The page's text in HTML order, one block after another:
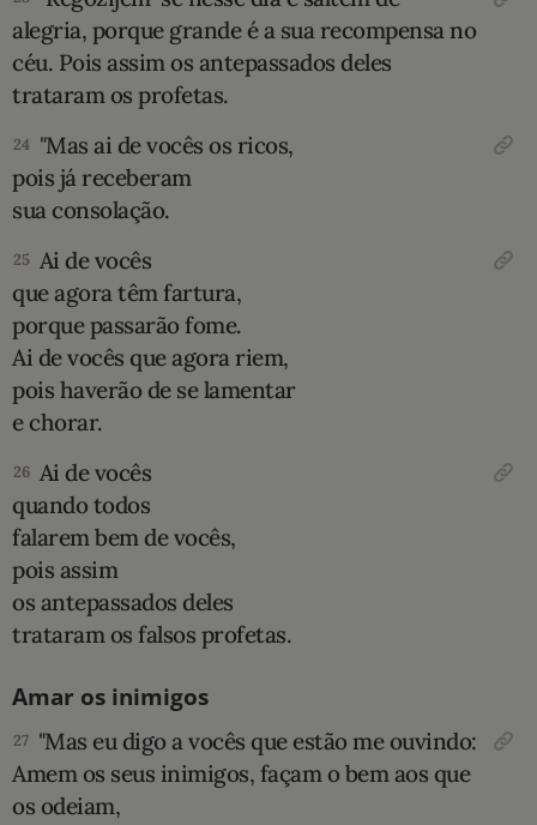
alegria, porque grande é a sua recompensa no
céu. Pois assim os antepassados deles
trataram os profetas.
24 "Mas ai de vocês os ricos,
pois já receberam
sua consolação.
25 Ai de vocês
que agora têm fartura,
porque passarão fome.
Ai de vocês que agora riem,
pois haverão de se lamentar
e chorar.
26 Ai de vocês
quando todos
falarem bem de vocês,
pois assim
os antepassados deles
trataram os falsos profetas.
Amar os inimigos
27 "Mas eu digo a vocês que estão me ouvindo:
Amem os seus inimigos, façam o bem aos que
os odeiam,